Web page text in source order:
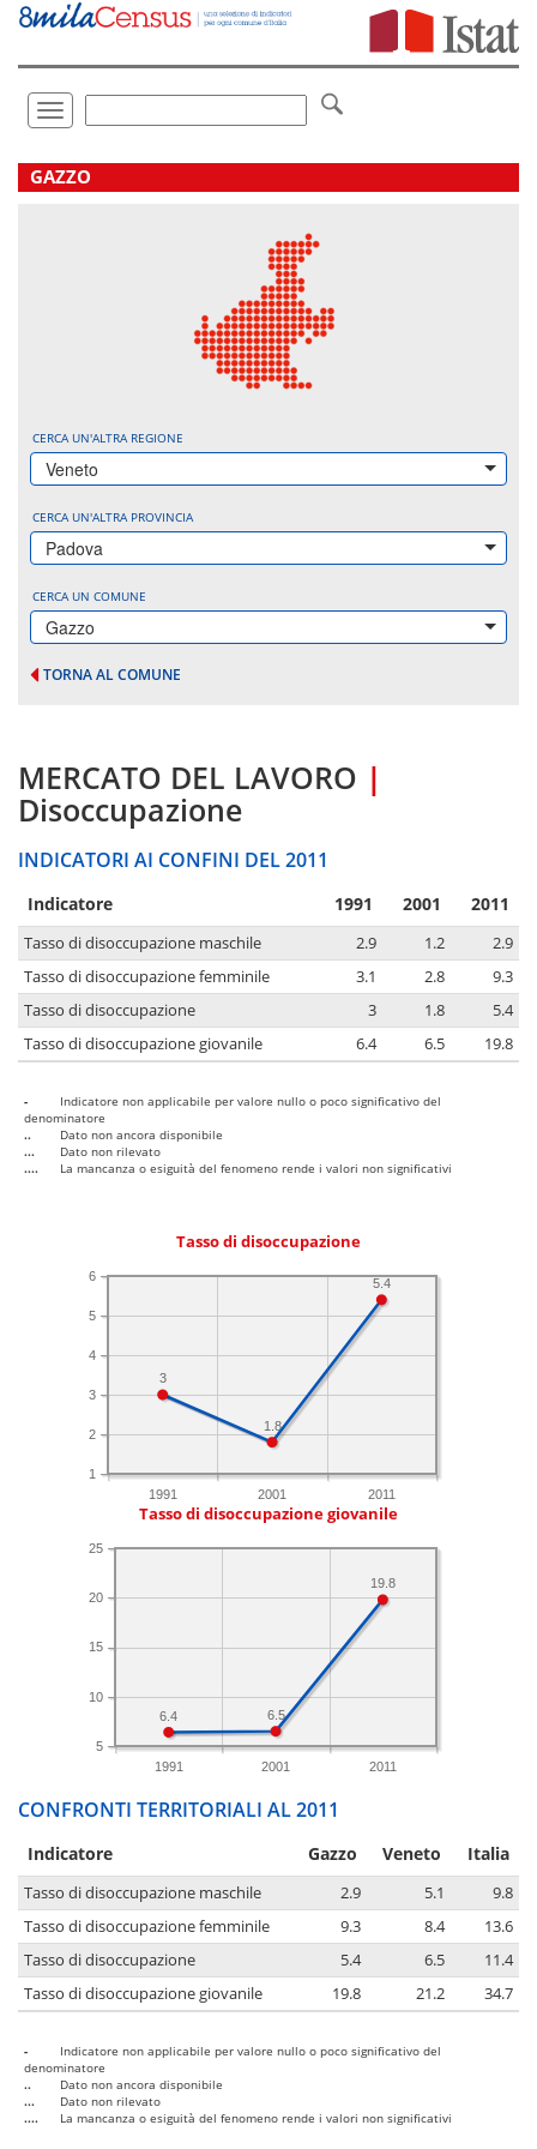
Vai
direttamente
Toggle
navigation
.
GAZZO
CERCA UN'ALTRA REGIONE
Veneto
CERCA UN'ALTRA PROVINCIA
Padova
CERCA UN COMUNE
Gazzo
TORNA AL COMUNE
MERCATO DEL LAVORO |
Disoccupazione
INDICATORI AI CONFINI DEL 2011
Indicatore 1991 2001 2011
Tasso di disoccupazione maschile 2.9 1.2
2.9
Tasso di disoccupazione femminile
3.1 2.8
9.3
Tasso di disoccupazione
3 1.8
5.4
Tasso di disoccupazione giovanile
6.4 6.5 19.8
-
Indicatore non applicabile per valore nullo o poco significativo del
denominatore
..
Dato non ancora disponibile
...
Dato non rilevato
....
La mancanza o esiguità del fenomeno rende i valori non significativi
Tasso di disoccupazione
1991 2001 2011
1
2
3
4
5
6
5.4
1.8
3
Tasso di disoccupazione giovanile
1991 2001 2011
5
10
15
20
25
19.8
6.5
6.4
CONFRONTI TERRITORIALI AL 2011
Indicatore Gazzo Veneto Italia
Tasso di disoccupazione maschile 2.9 5.1
9.8
Tasso di disoccupazione femminile
9.3 8.4
13.6
Tasso di disoccupazione
5.4 6.5
11.4
Tasso di disoccupazione giovanile
19.8 21.2 34.7
-
Indicatore non applicabile per valore nullo o poco significativo del
denominatore
..
Dato non ancora disponibile
...
Dato non rilevato
....
La mancanza o esiguità del fenomeno rende i valori non significativi